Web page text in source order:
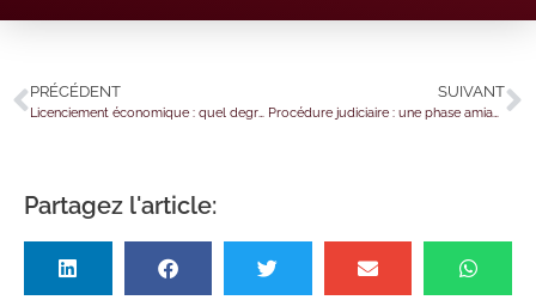
PRÉCÉDENT
Licenciement économique : quel degré de précision pour les offres de reclassement ?
SUIVANT
Procédure judiciaire : une phase amiable obligatoire ?
Partagez l'article: